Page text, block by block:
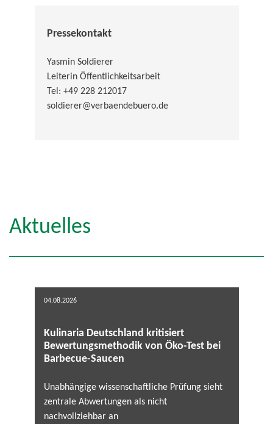
Pressekontakt
Yasmin Soldierer
Leiterin Öffentlichkeitsarbeit
Tel: +49 228 212017
soldierer@verbaendebuero.de
Aktuelles
04.08.2026
Kulinaria Deutschland kritisiert
Bewertungsmethodik von Öko-Test bei
Barbecue-Saucen
Unabhängige wissenschaftliche Prüfung sieht
zentrale Abwertungen als nicht
nachvollziehbar an